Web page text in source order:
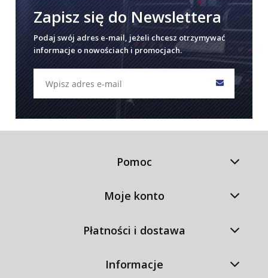
Zapisz się do Newslettera
Podaj swój adres e-mail, jeżeli chcesz otrzymywać
informacje o nowościach i promocjach.
Pomoc
Moje konto
Płatności i dostawa
Informacje